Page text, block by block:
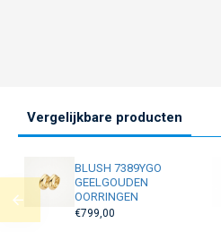
Vergelijkbare producten
BLUSH 7389YGO
GEELGOUDEN
OORRINGEN
€799,00